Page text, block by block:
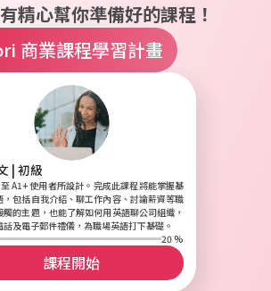
精心幫你準備好的課程！
商業課程學習計畫
| 初級
A1+ 使用者所設計。完成此課程將能掌握基
，包括自我介紹、聊工作內容、討論薪資等職
觸的主題，也能了解如何用英語聊公司組織，
話及電子郵件禮儀，為職場英語打下基礎。
20 %
課程開始